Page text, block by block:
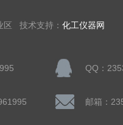
区 技术支持： 化工仪器网
QQ：
邮箱：